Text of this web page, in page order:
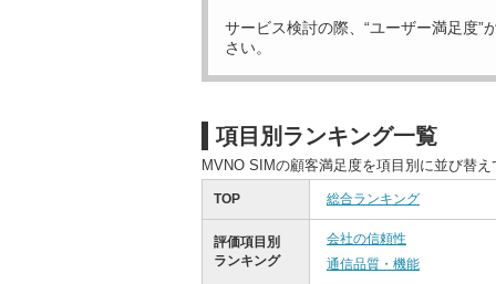
サービス検討の際、“ユーザー満足度”
さい。
項目別ランキング一覧
MVNO SIMの顧客満足度を項目別に並び替
TOP 総合ランキング
評価項目別
ランキング
会社の信頼性
通信品質・機能